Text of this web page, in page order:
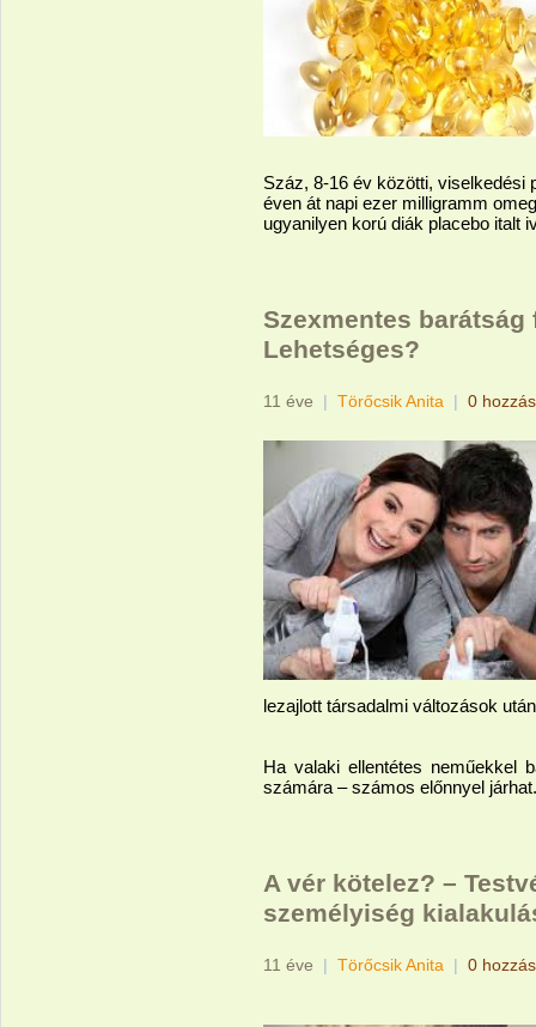
Száz, 8-16 év közötti, viselkedési
éven át napi ezer milligramm
ugyanilyen korú diák placebo italt
Szexmentes
Lehetséges?
11 éve | Törőcsik Anita | 0
lezajlott társadalmi változások
Ha valaki ellentétes
számára – számos előnnyel járhat.
A vér kötelez? –
személyiség
11 éve | Törőcsik Anita | 0